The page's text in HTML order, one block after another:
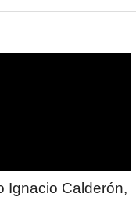
Ignacio Calderón,